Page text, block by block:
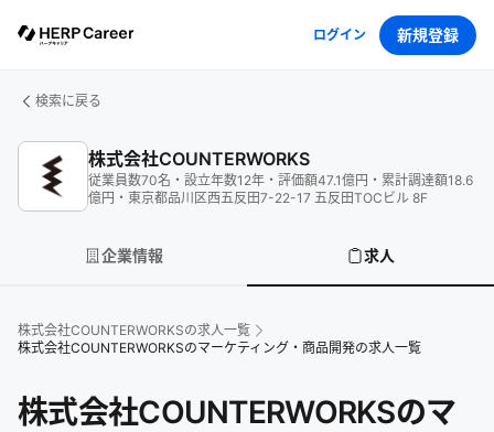
ログイン 新規登録
検索に戻る
株式会社COUNTERWORKS
従業員数70名 ・ 設立年数12年 ・ 評価額47.1億円 ・ 累計調達額18.6
億円 ・ 東京都品川区西五反田7-22-17 五反田TOCビル 8F
企業情報 求人
株式会社COUNTERWORKSの求人一覧
株式会社COUNTERWORKSのマーケティング・商品開発の求人一覧
株式会社COUNTERWORKSのマ